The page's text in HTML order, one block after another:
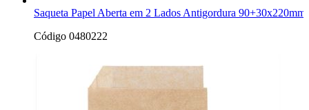
Saqueta Papel Aberta em 2 Lados Antigordura
Código 0480222